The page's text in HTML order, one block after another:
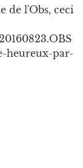
de l'Obs, ceci
heureux-par-